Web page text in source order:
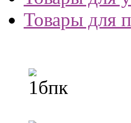
Товары для